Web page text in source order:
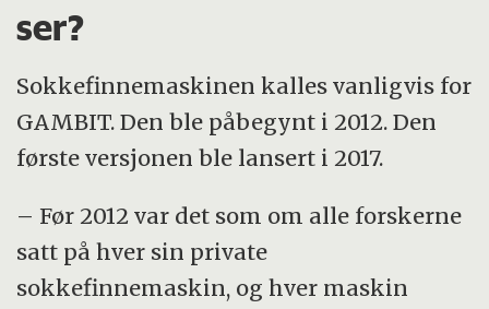
ser?
Sokkefinnemaskinen kalles vanligvis for
GAMBIT. Den ble påbegynt i 2012. Den
første versjonen ble lansert i 2017.
– Før 2012 var det som om alle forskerne
satt på hver sin private
sokkefinnemaskin, og hver maskin